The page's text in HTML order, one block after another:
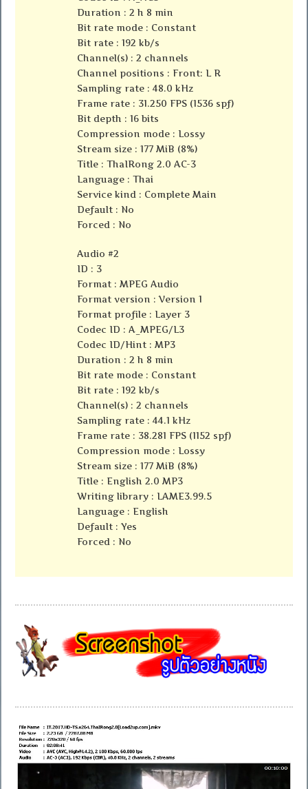
Duration : 2 h 8 min
Bit rate mode : Constant
Bit rate : 192 kb/s
Channel(s) : 2 channels
Channel positions : Front: L R
Sampling rate : 48.0 kHz
Frame rate : 31.250 FPS (1536 spf)
Bit depth : 16 bits
Compression mode : Lossy
Stream size : 177 MiB (8%)
Title : ThaIRong 2.0 AC-3
Language : Thai
Service kind : Complete Main
Default : No
Forced : No
Audio #2
ID : 3
Format : MPEG Audio
Format version : Version 1
Format profile : Layer 3
Codec ID : A_MPEG/L3
Codec ID/Hint : MP3
Duration : 2 h 8 min
Bit rate mode : Constant
Bit rate : 192 kb/s
Channel(s) : 2 channels
Sampling rate : 44.1 kHz
Frame rate : 38.281 FPS (1152 spf)
Compression mode : Lossy
Stream size : 177 MiB (8%)
Title : English 2.0 MP3
Writing library : LAME3.99.5
Language : English
Default : Yes
Forced : No